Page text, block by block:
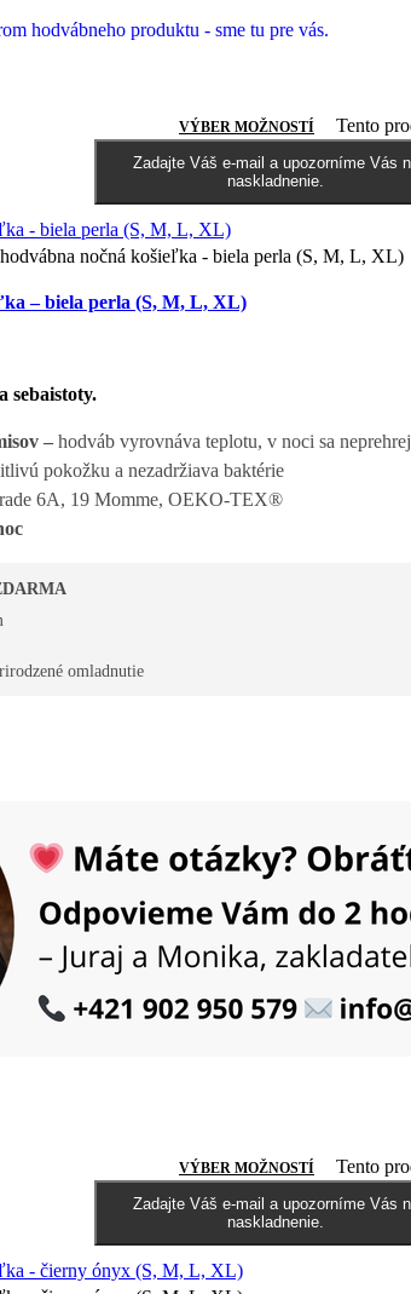
VÝBER MOŽNOSTÍ Tento
Zadajte Váš e-mail a upozorníme Vás
naskladnenie.
– biela perla (S, M, L, XL)
sebaistoty.
– hodváb vyrovnáva teplotu, v noci sa
pokožku a nezadržiava baktérie
6A, 19 Momme, OEKO-TEX®
omladnutie
VÝBER MOŽNOSTÍ Tento
Zadajte Váš e-mail a upozorníme Vás
naskladnenie.